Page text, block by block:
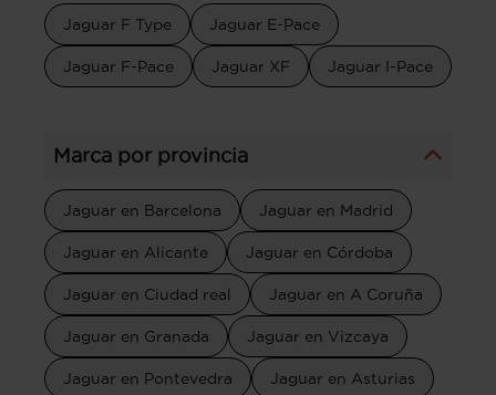
Jaguar F Type Jaguar E-Pace
Jaguar F-Pace Jaguar XF Jaguar I-Pace
Marca por provincia
Jaguar en Barcelona Jaguar en Madrid
Jaguar en Alicante Jaguar en Córdoba
Jaguar en Ciudad real Jaguar en A Coruña
Jaguar en Granada Jaguar en Vizcaya
Jaguar en Pontevedra Jaguar en Asturias